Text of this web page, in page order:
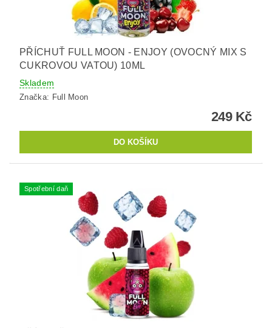
PŘÍCHUŤ FULL MOON - ENJOY (OVOCNÝ MIX S
CUKROVOU VATOU) 10ML
Skladem
Značka: Full Moon
249 Kč
Spotřební daň